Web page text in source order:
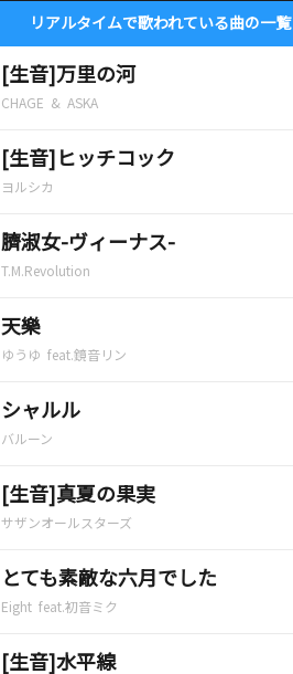
リアルタイムで歌われている曲の一覧
[生音]万里の河
CHAGE & ASKA
[生音]ヒッチコック
ヨルシカ
臍淑女-ヴィーナス-
T.M.Revolution
天樂
ゆうゆ feat.鏡音リン
シャルル
バルーン
[生音]真夏の果実
サザンオールスターズ
とても素敵な六月でした
Eight feat.初音ミク
[生音]水平線